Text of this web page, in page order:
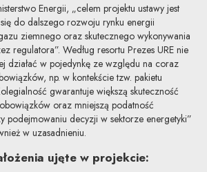
Energii, „celem projektu ustawy jest
do dalszego rozwoju rynku energii
ziemnego oraz skutecznego wykonywania
regulatora”. Według resortu Prezes URE nie
działać w pojedynkę ze względu na coraz
np. w kontekście tzw. pakietu
gwarantuje większą skuteczność
oraz mniejszą podatność
podejmowaniu decyzji w sektorze energetyki”
w uzasadnieniu.
ujęte w projekcie: